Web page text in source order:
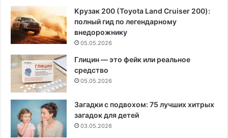
Крузак 200 (Toyota Land Cruiser 200):
полный гид по легендарному
внедорожнику
05.05.2026
Глицин — это фейк или реальное
средство
05.05.2026
Загадки с подвохом: 75 лучших хитрых
загадок для детей
03.05.2026